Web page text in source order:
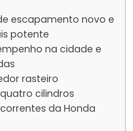
escapamento novo e
potente
na cidade e
rasteiro
cilindros
da Honda